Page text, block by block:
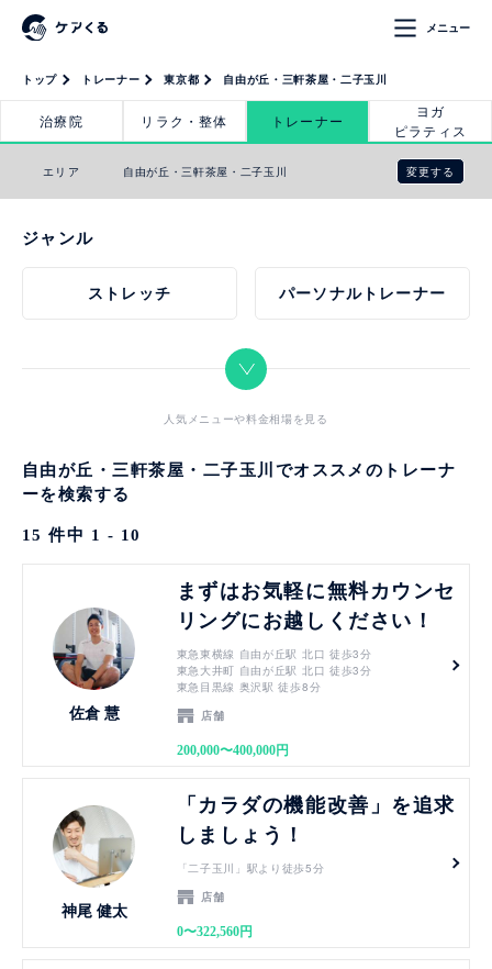
メニュー
トップ トレーナー 東京都 自由が丘・三軒茶屋・二子玉川
治療院 リラク・整体 トレーナー
ヨガ
ピラティス
エリア 自由が丘・三軒茶屋・二子玉川 変更する
ジャンル
ストレッチ パーソナルトレーナー
人気メニューや料金相場を見る
自由が丘・三軒茶屋・二子玉川でオススメのトレーナ
ーを検索する
15 件中 1 - 10
佐倉 慧
まずはお気軽に無料カウンセ
リングにお越しください！
東急東横線 自由が丘駅 北口 徒歩3分
東急大井町 自由が丘駅 北口 徒歩3分
東急目黒線 奥沢駅 徒歩8分
店舗
200,000〜400,000円
神尾 健太
「カラダの機能改善」を追求
しましょう！
「二子玉川」駅より徒歩5分
店舗
0〜322,560円